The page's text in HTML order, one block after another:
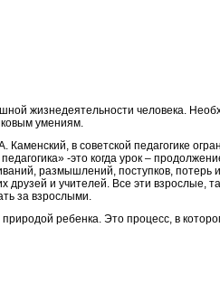
жизнедеятельности человека.
умениям.
в советской педагогике
-это когда урок –
размышлений, поступков,
и учителей. Все эти
за взрослыми.
ребенка. Это процесс, в